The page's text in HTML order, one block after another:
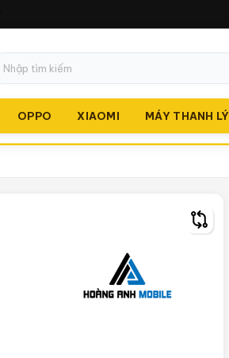
OPPO XIAOMI MÁY THANH LÝ